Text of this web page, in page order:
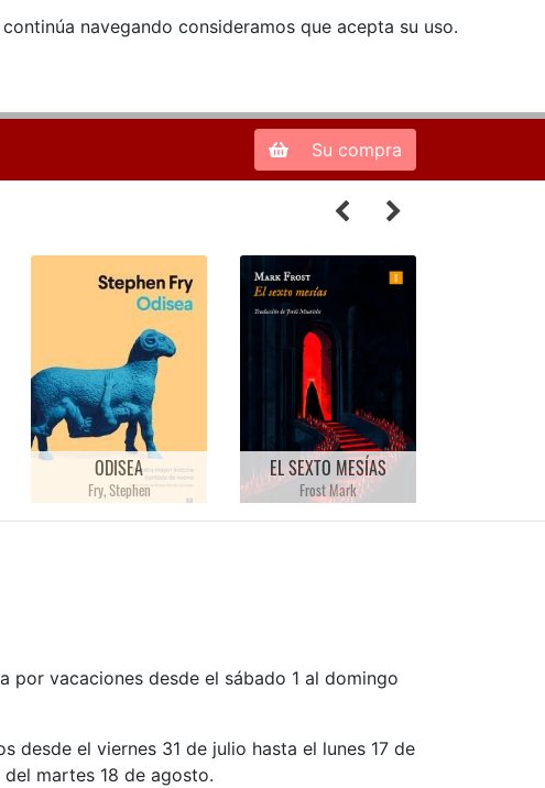
navegando consideramos que acepta su uso.
Zona de Clientes
Su compra
HISTORIA VERDADERA
DE LA CONQUISTA DE LA
NUEVA ESPAÑA
"ANTOLOGADA Y PUESTA
EN ESPAÑOL ACTUAL
POR LORENZO MARTÍN
DEL BURGO"
Bernal Diaz Del Castillo
GUERRA TOTAL
"EPISODIOS DE LA
GUERRA CIVIL
ESPAÑOLA"
Chaves Nogales Manuel
por vacaciones desde el sábado 1 al domingo
desde el viernes 31 de julio hasta el lunes 17 de
martes 18 de agosto.